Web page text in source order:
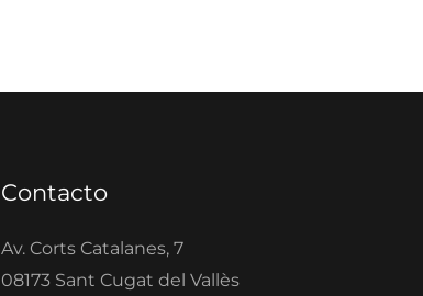
Contacto
Av. Corts Catalanes, 7
08173 Sant Cugat del Vallès